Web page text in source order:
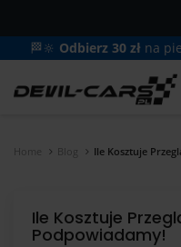
🏁🔆 Odbierz 30 zł na
Home Blog Ile Kosztuje
Ile Kosztuje
Podpowiadamy!